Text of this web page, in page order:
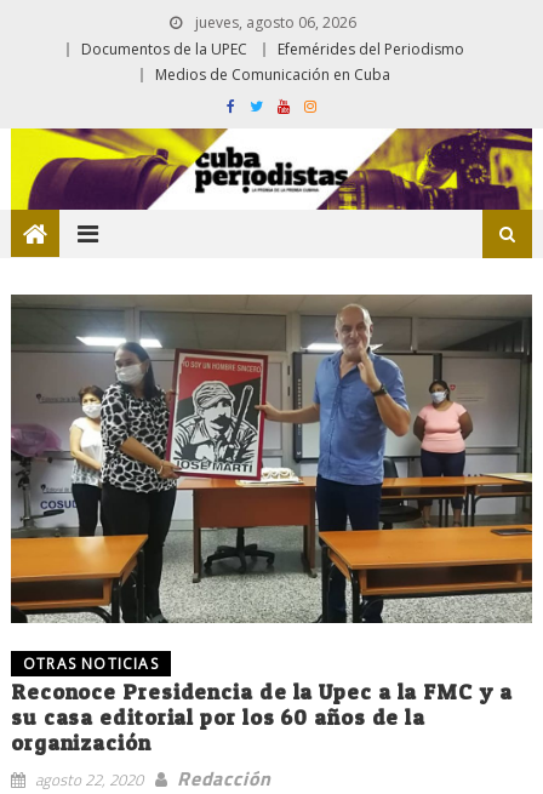
jueves, agosto 06, 2026
Documentos de la UPEC
Efemérides del Periodismo
Medios de Comunicación en Cuba
OTRAS NOTICIAS
Reconoce Presidencia de la Upec a la FMC y a
su casa editorial por los 60 años de la
organización
agosto 22, 2020
Redacción